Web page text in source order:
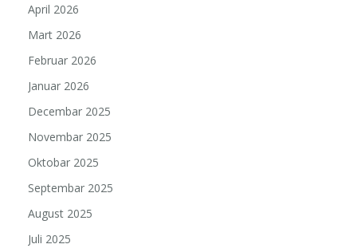
April 2026
Mart 2026
Februar 2026
Januar 2026
Decembar 2025
Novembar 2025
Oktobar 2025
Septembar 2025
August 2025
Juli 2025